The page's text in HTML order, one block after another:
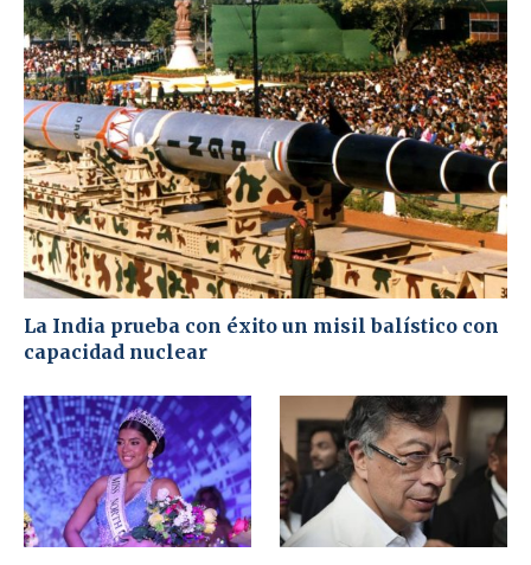
La India prueba con éxito un misil balístico con
capacidad nuclear